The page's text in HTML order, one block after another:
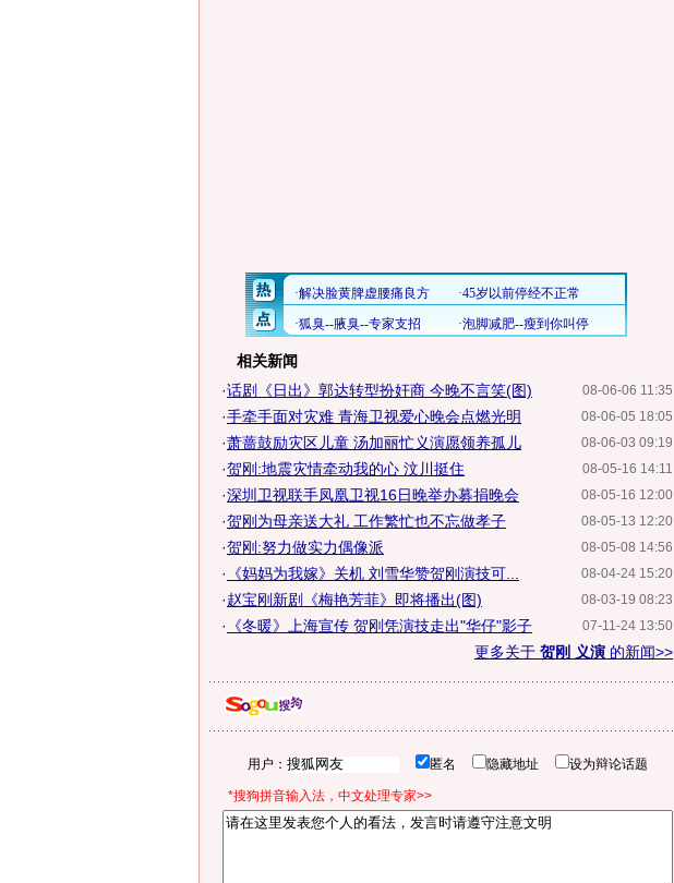
相关新闻
08-06-06 11:35
·话剧《日出》郭达转型扮奸商 今晚不言笑(图)
08-06-05 18:05
·手牵手面对灾难 青海卫视爱心晚会点燃光明
08-06-03 09:19
·萧蔷鼓励灾区儿童 汤加丽忙义演愿领养孤儿
08-05-16 14:11
·贺刚:地震灾情牵动我的心 汶川挺住
08-05-16 12:00
·深圳卫视联手凤凰卫视16日晚举办募捐晚会
08-05-13 12:20
·贺刚为母亲送大礼 工作繁忙也不忘做孝子
08-05-08 14:56
·贺刚:努力做实力偶像派
08-04-24 15:20
· 《妈妈为我嫁》关机 刘雪华赞贺刚演技可...
08-03-19 08:23
·赵宝刚新剧《梅艳芳菲》即将播出(图)
07-11-24 13:50
·
《冬暖》上海宣传 贺刚凭演技走出"华仔"影子
更多关于 贺刚 义演 的新闻>>
用户： 匿名 隐藏地址 设为辩论话题
*搜狗拼音输入法，中文处理专家>>